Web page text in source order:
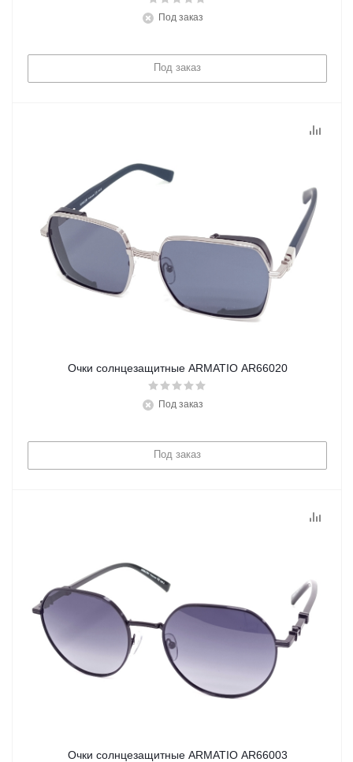
Под заказ
Под заказ
Очки солнцезащитные ARMATIO AR66020
Под заказ
Под заказ
Очки солнцезащитные ARMATIO AR66003